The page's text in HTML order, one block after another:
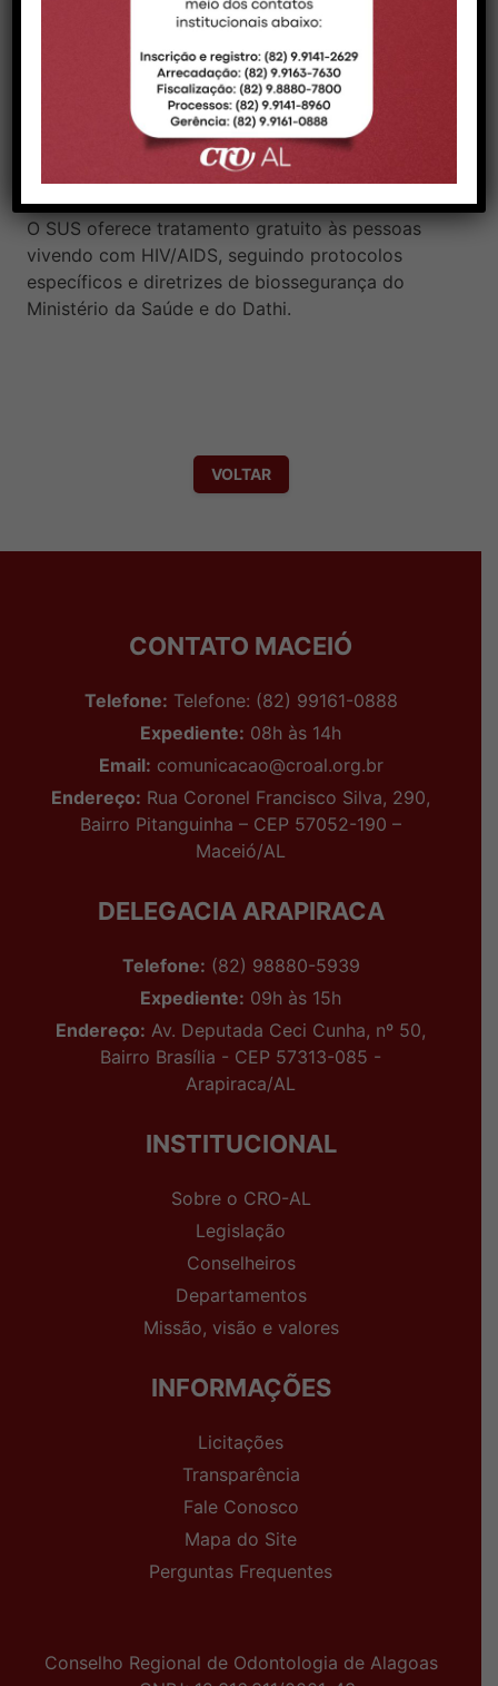
após a possível exposição ao vírus. A prevenção
preservativos, vacinação contra HPV e hepatite B,
testagem periódica e não compartilhamento de
objetos perfurocortantes.
O SUS oferece tratamento gratuito às pessoas
vivendo com HIV/AIDS, seguindo protocolos
específicos e diretrizes de biossegurança do
Ministério da Saúde e do Dathi.
VOLTAR
CONTATO MACEIÓ
Telefone: Telefone: (82) 99161-0888
Expediente: 08h às 14h
Email: comunicacao@croal.org.br
Endereço: Rua Coronel Francisco Silva, 290,
Bairro Pitanguinha – CEP 57052-190 –
Maceió/AL
DELEGACIA ARAPIRACA
Telefone: (82) 98880-5939
Expediente: 09h às 15h
Endereço: Av. Deputada Ceci Cunha, nº 50,
Bairro Brasília - CEP 57313-085 -
Arapiraca/AL
INSTITUCIONAL
Sobre o CRO-AL
Legislação
Conselheiros
Departamentos
Missão, visão e valores
INFORMAÇÕES
Licitações
Transparência
Fale Conosco
Mapa do Site
Perguntas Frequentes
Conselho Regional de Odontologia de Alagoas